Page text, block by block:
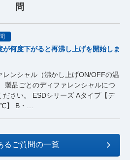
問
何度下がると再沸し上げを開始しま
レンシャル（沸かし上げON/OFFの温
製品ごとのディファレンシャルにつ
ださい。 ESDシリーズ Aタイプ【デ
】 B・…
るご質問の一覧